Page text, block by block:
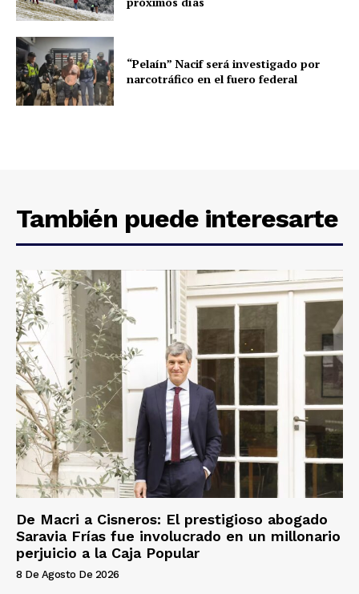
“Pelaín” Nacif será investigado por
narcotráfico en el fuero federal
También puede interesarte
De Macri a Cisneros: El prestigioso abogado
Saravia Frías fue involucrado en un millonario
perjuicio a la Caja Popular
8 De Agosto De 2026